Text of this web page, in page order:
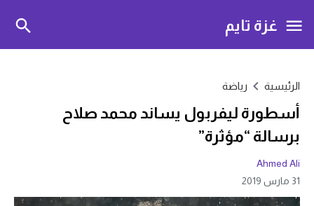
غزة تايم
الرئيسية رياضة
أسطورة ليفربول يساند محمد صلاح
برسالة “مؤثرة”
Ahmed Ali
31 مارس 2019